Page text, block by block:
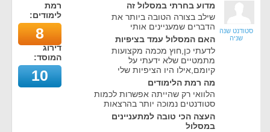
סטודנט שנה
שניה
מדוע בחרתי במסלול זה
שילב בצורה הטובה ביותר את
הדברים שמעניינים אותי
האם המסלול עמד בציפיות
לדעתי כן,חוץ מכמה מקצועות
מתמטיים שלא ידעתי על
קיומם,אילו היו הציפיות שלי
מה רמת הלימודים
הלוואי רק שהייתה אפשרות לכמות
סטודנטים נמוכה יותר בהרצאות
העצה הכי טובה למתעניינים
במסלול
רמת
לימודים:
8
דירוג
המוסד:
10